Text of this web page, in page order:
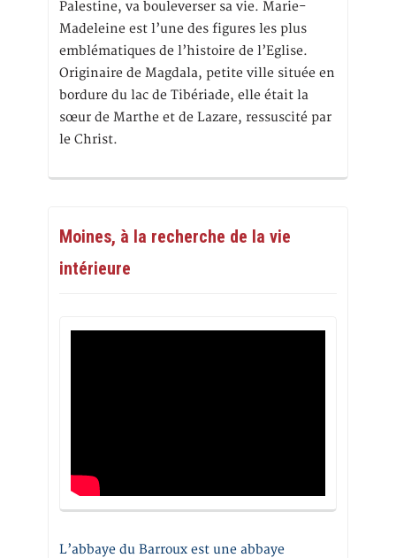
Palestine, va bouleverser sa vie. Marie-
Madeleine est l’une des figures les plus
emblématiques de l’histoire de l’Eglise.
Originaire de Magdala, petite ville située en
bordure du lac de Tibériade, elle était la
sœur de Marthe et de Lazare, ressuscité par
le Christ.
Moines, à la recherche de la vie
intérieure
L’abbaye du Barroux est une abbaye